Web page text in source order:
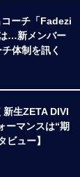
コーチ「Fadezi
…新メンバー
体制を訊く
生ZETA DIVI
ーマンスは“期
ビュー】